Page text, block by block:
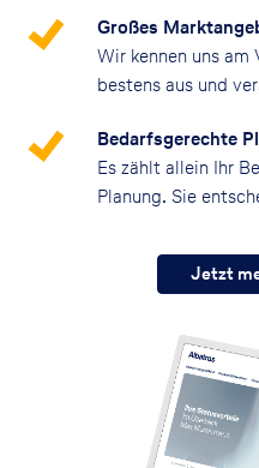
Großes
Wir kennen uns am
bestens aus und
Bedarfsgerechte
Es zählt allein Ihr
Planung. Sie
Jetzt